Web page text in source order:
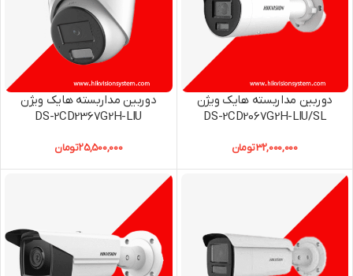
دوربین مداربسته هایک ویژن
DS-2CD2067G2H-LIU/SL
32,000,000تومان
دوربین مداربسته هایک ویژن
DS-2CD2367G2H-LIU
25,500,000تومان